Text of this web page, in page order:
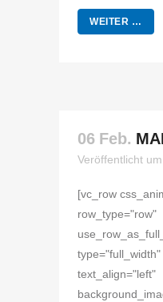
WEITER …
06 Feb.
Veröffentlicht
[vc_row
row_type="row"
text_align="left"